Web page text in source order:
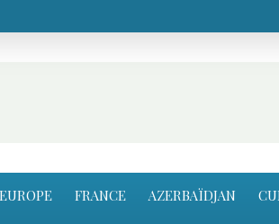
EUROPE FRANCE AZERBAÏDJAN